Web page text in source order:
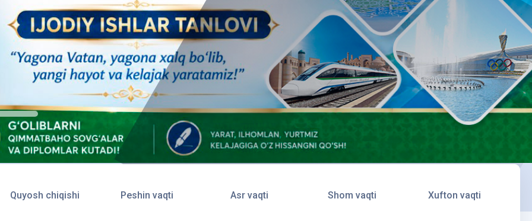
Quyosh chiqishi Peshin vaqti Asr vaqti Shom vaqti Xufton vaqti